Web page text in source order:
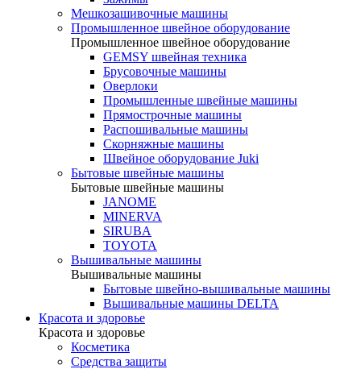
Мешкозашивочные машины
Промышленное швейное оборудование
Промышленное швейное оборудование
GEMSY швейная техника
Брусовочные машины
Оверлоки
Промышленные швейные машины
Прямострочные машины
Распошивальные машины
Скорняжные машины
Швейное оборудование Juki
Бытовые швейные машины
Бытовые швейные машины
JANOME
MINERVA
SIRUBA
TOYOTA
Вышивальные машины
Вышивальные машины
Бытовые швейно-вышивальные машины
Вышивальные машины DELTA
Красота и здоровье
Красота и здоровье
Косметика
Средства защиты